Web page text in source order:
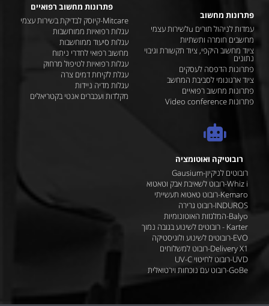
פתרונות מחשוב
עמדות לניהול תורים uלשירות עצמי
מחשבים חומרה ותשתיות
ציוד מחשוב היקפי, ציוד תקשורת וגיבוי
נתונים
פתרונות הדפסה לעסקים
ציוד ארגונומי לסביבת המחשב
פתרונות מחשוב רפואיים
פתרונות Video conference
פתרונות מחשוב רפואיים
Mitcare-קיוסק לבדיקת בשירות עצמי
עגלות רפואיות ממוחשבות
עגלות סיעוד ממוחשבות
מחשוב רפואי לחדרי ניתוח
עגלות רפואיות לטיפול מרחוק
עגלת לקיחת דמים צרה
עגלות מדיה ניידות
מקלדות ועכברים אנטי בקטריאלים
רובוטיקה ואוטומציה
רובוטים לניקיון-Gausium
Whiz i-רובוט לשאיבת אבק וטאטוא
Kemaro-רובוט טאטוא תעשייתי
INDUROS-רובוט גרירה
Balyo-המלגזות האוטונומיות
Karter - רובוטים לשינוע בגובה נמוך
EVO-רובוטים לשינוע ולוגיסטיקה
Delivery X1-רובוט למשלוחים
UVD-רובוט לחיטוי UV-C
GoBe-רובוט עם נוכחות וירטואלית